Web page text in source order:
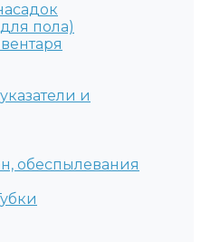
пола)
и
обеспылевания